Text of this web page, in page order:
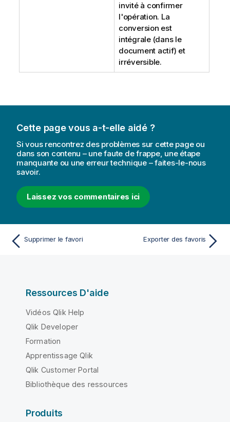
invité à confirmer
l'opération. La
conversion est
intégrale (dans le
document actif) et
irréversible.
Cette page vous a-t-elle aidé ?
Si vous rencontrez des problèmes sur cette page ou
dans son contenu – une faute de frappe, une étape
manquante ou une erreur technique – faites-le-nous
savoir.
Laissez vos commentaires ici
Supprimer le favori Exporter des favoris
Ressources D'aide
Vidéos Qlik Help
Qlik Developer
Formation
Apprentissage Qlik
Qlik Customer Portal
Bibliothèque des ressources
Produits